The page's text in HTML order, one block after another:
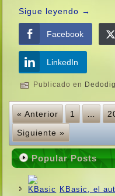
Sigue leyendo →
Facebook
LinkedIn
Publicado en
« Anterior 1 …
Siguiente »
Popular Posts
KBasic, el